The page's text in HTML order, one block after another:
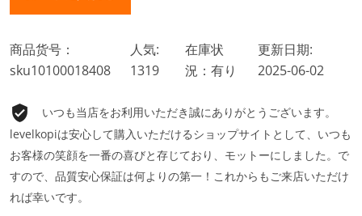
商品货号：
sku10100018408
人気:
1319
在庫状
況：有り
更新日期:
2025-06-02
いつも当店をお利用いただき誠にありがとうございます。
levelkopiは安心して購入いただけるショップサイトとして、いつも
お客様の笑顔を一番の喜びと存じており、モットーにしました。で
すので、品質安心保証は何よりの第一！これからもご来店いただけ
れば幸いです。